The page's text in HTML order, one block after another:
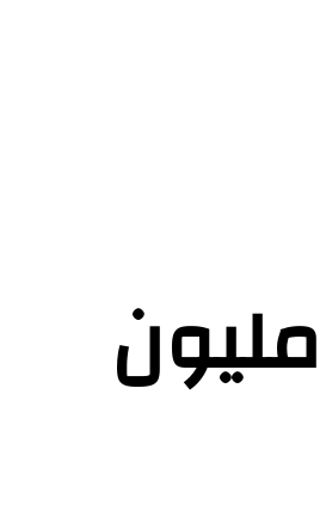
بلاك روك تبيع إيثريوم وتشتري 366 مليون